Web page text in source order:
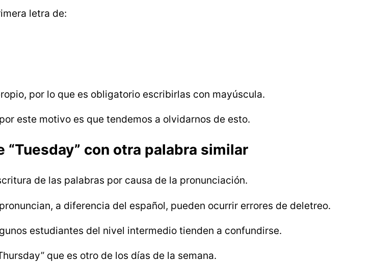
letra de:
por lo que es obligatorio escribirlas con mayúscula.
este motivo es que tendemos a olvidarnos de esto.
con otra palabra similar
de las palabras por causa de la pronunciación.
a diferencia del español, pueden ocurrir errores de deletreo.
estudiantes del nivel intermedio tienden a confundirse.
que es otro de los días de la semana.